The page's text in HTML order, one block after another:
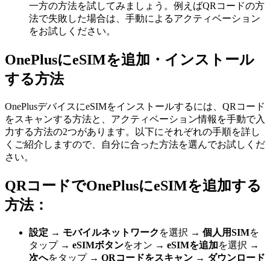
一方の方法を試してみましょう。例えばQRコードの方
法で失敗した場合は、手動によるアクティベーション
をお試しください。
OnePlusにeSIMを追加・インストール
する方法
OnePlusデバイスにeSIMをインストールするには、QRコード
をスキャンする方法と、アクティベーション情報を手動で入
力する方法の2つがあります。以下にそれぞれの手順を詳し
くご紹介しますので、自分に合った方法を選んでお試しくだ
さい。
QRコードでOnePlusにeSIMを追加する
方法：
設定 → モバイルネットワーク を選択 → 個人用SIMを
タップ → eSIMボタンをオン → eSIMを追加を選択 →
次へをタップ → QRコードをスキャン → ダウンロード